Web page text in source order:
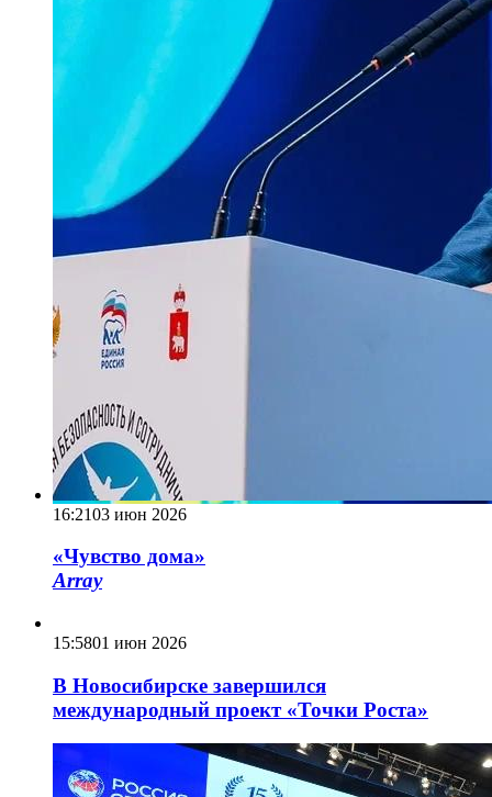
16:2103 июн 2026
«Чувство дома»
Array
15:5801 июн 2026
В Новосибирске завершился
международный проект «Точки Роста»